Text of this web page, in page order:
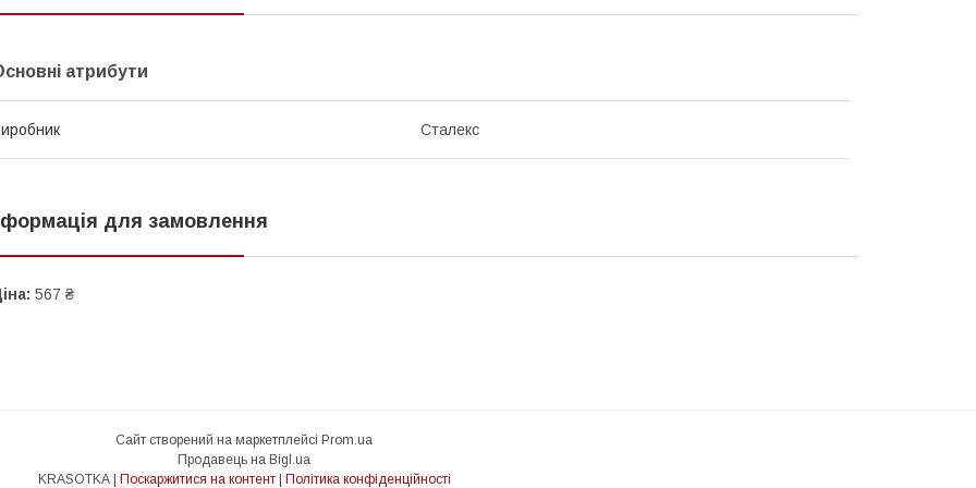
атрибути
Сталекс
для замовлення
567 ₴
Сайт створений на маркетплейсі Prom.ua
Продавець на Bigl.ua
KRASOTKA | Поскаржитися на контент | Політика конфіденційності